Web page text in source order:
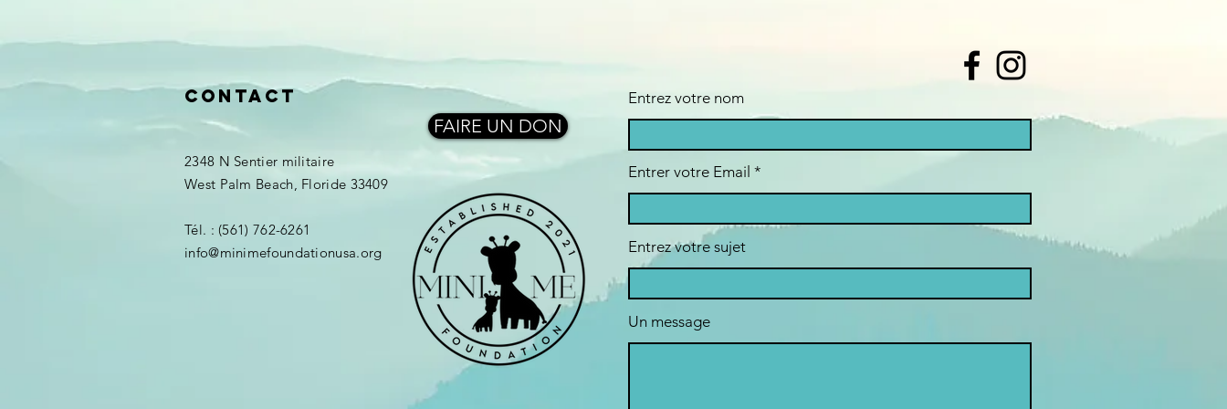
rassurer vos clients qu'ils peuvent acheter chez vous en
Contact
FAIRE UN DON
2348 N Sentier militaire
West Palm Beach, Floride 33409
Tél. : (561) 762-6261
info@minimefoundationusa.org
Entrez votre nom
Entrer votre Email
Entrez votre sujet
Un message